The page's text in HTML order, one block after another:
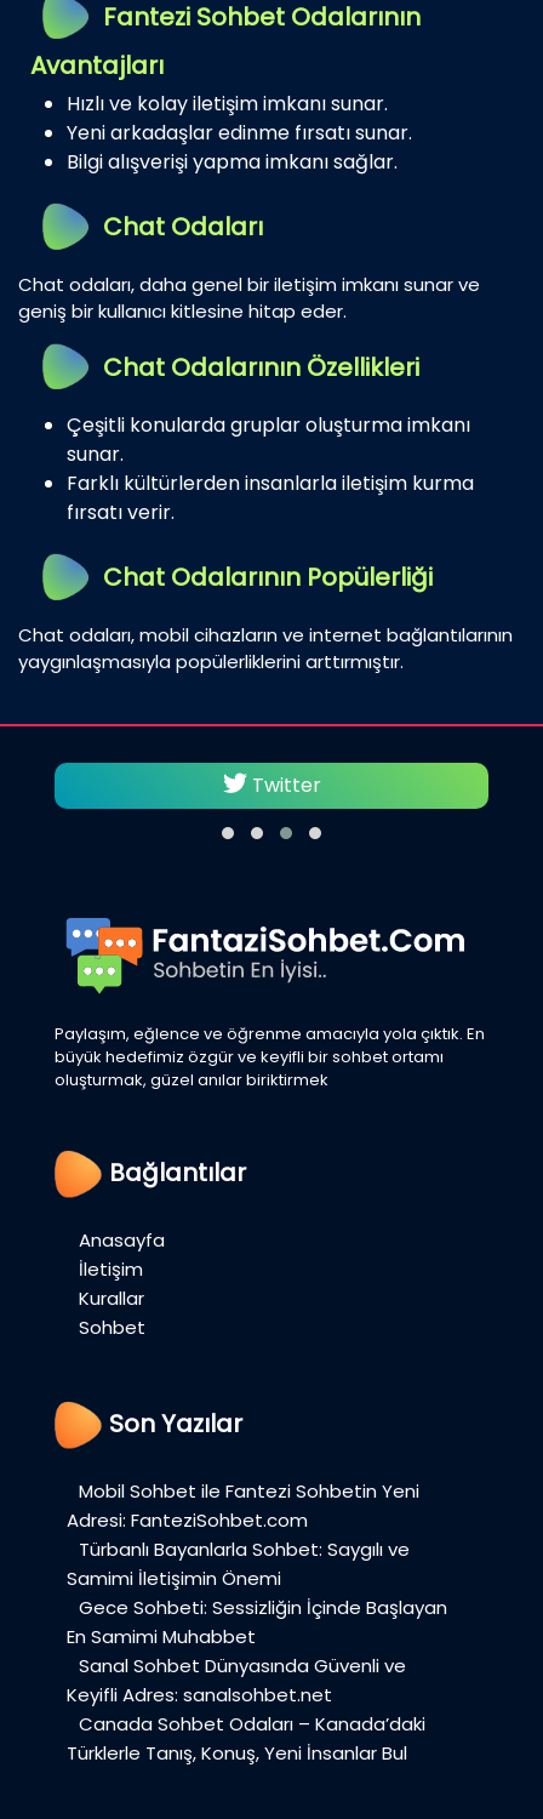
Fantezi Sohbet Odalarının
Avantajları
Hızlı ve kolay iletişim imkanı sunar.
Yeni arkadaşlar edinme fırsatı sunar.
Bilgi alışverişi yapma imkanı sağlar.
Chat Odaları
Chat odaları, daha genel bir iletişim imkanı sunar ve
geniş bir kullanıcı kitlesine hitap eder.
Chat Odalarının Özellikleri
Çeşitli konularda gruplar oluşturma imkanı
sunar.
Farklı kültürlerden insanlarla iletişim kurma
fırsatı verir.
Chat Odalarının Popülerliği
Chat odaları, mobil cihazların ve internet bağlantılarının
yaygınlaşmasıyla popülerliklerini arttırmıştır.
Twitter
Paylaşım, eğlence ve öğrenme amacıyla yola çıktık. En
büyük hedefimiz özgür ve keyifli bir sohbet ortamı
oluşturmak, güzel anılar biriktirmek
Bağlantılar
Anasayfa
İletişim
Kurallar
Sohbet
Son Yazılar
Mobil Sohbet ile Fantezi Sohbetin Yeni
Adresi: FanteziSohbet.com
Türbanlı Bayanlarla Sohbet: Saygılı ve
Samimi İletişimin Önemi
Gece Sohbeti: Sessizliğin İçinde Başlayan
En Samimi Muhabbet
Sanal Sohbet Dünyasında Güvenli ve
Keyifli Adres: sanalsohbet.net
Canada Sohbet Odaları – Kanada’daki
Türklerle Tanış, Konuş, Yeni İnsanlar Bul